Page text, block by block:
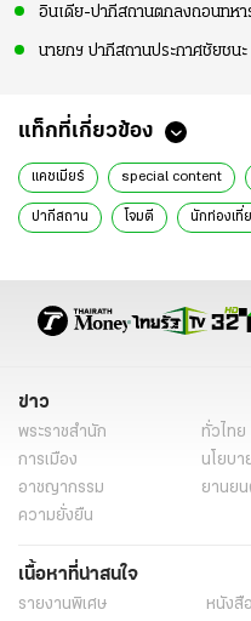
อินเดีย-ปากีสถานตกลงถอนทหา
นายกฯ ปากีสถานประกาศชัยชน
แท็กที่เกี่ยวข้อง
แคชเมียร์ special content
ปากีสถาน โจมตี นักท่องเที่
ข่าวต่างประเทศไทยรัฐ ข่าวต่างป
ข่าว
พระราชสำนัก ทั่วไทย
การเมือง
นโยบา
อาชญากรรม
ยานยน
ความยั่งยืน
เนื้อหาที่น่าสนใจ
รายงานพิเศษ หนังสื